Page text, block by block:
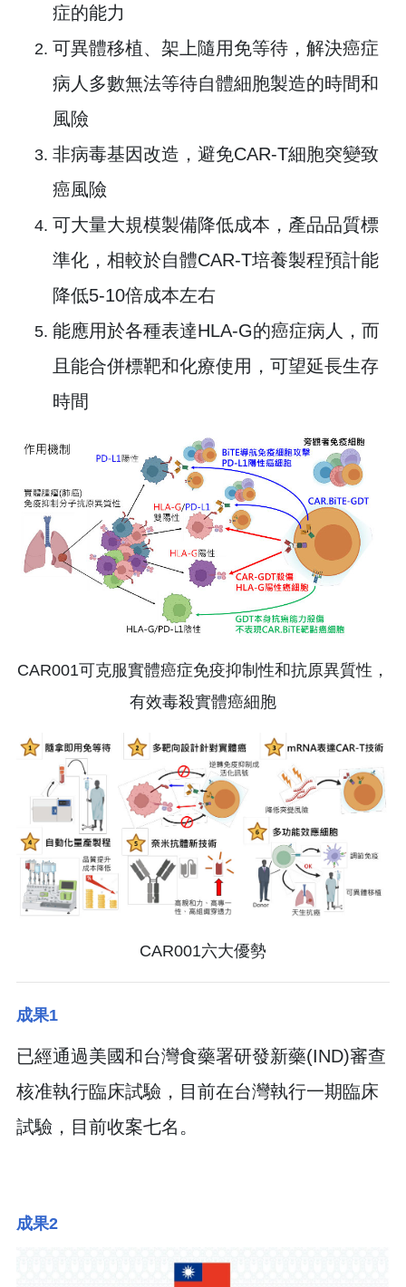
症的能力
可異體移植、架上隨用免等待，解決癌症
病人多數無法等待自體細胞製造的時間和
風險
非病毒基因改造，避免CAR-T細胞突變致
癌風險
可大量大規模製備降低成本，產品品質標
準化，相較於自體CAR-T培養製程預計能
降低5-10倍成本左右
能應用於各種表達HLA-G的癌症病人，而
且能合併標靶和化療使用，可望延長生存
時間
CAR001可克服實體癌症免疫抑制性和抗原異質性，
有效毒殺實體癌細胞
CAR001六大優勢
成果1
已經通過美國和台灣食藥署研發新藥(IND)審查
核准執行臨床試驗，目前在台灣執行一期臨床
試驗，目前收案七名。
成果2